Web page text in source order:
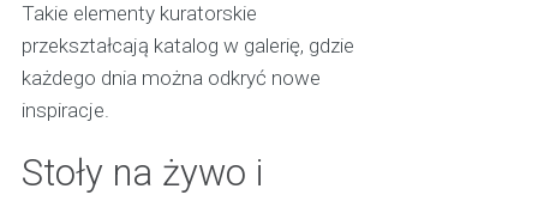
Takie elementy kuratorskie
przekształcają katalog w galerię, gdzie
każdego dnia można odkryć nowe
inspiracje.
Stoły na żywo i